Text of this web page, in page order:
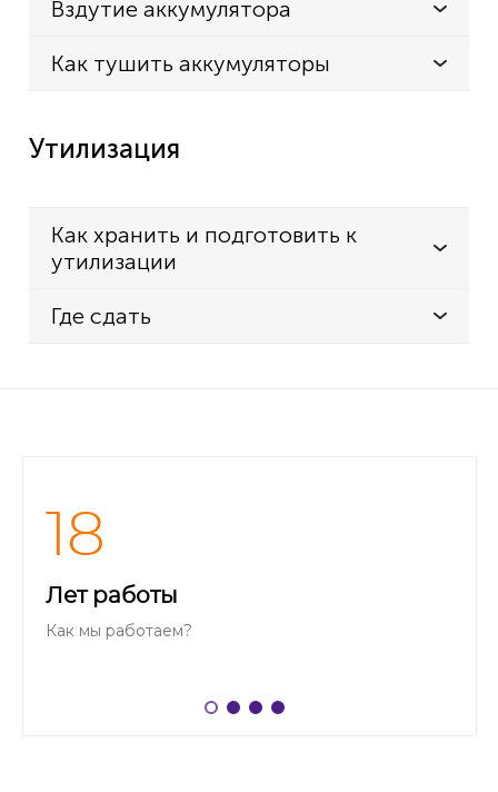
Вздутие аккумулятора
Как тушить аккумуляторы
Утилизация
Как хранить и подготовить к
утилизации
Где сдать
18
Лет работы
Как мы работаем?